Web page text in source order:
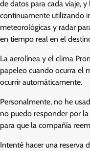
de datos para cada viaje,
continuamente utilizando
meteorológicas y radar
en tiempo real en el
La aerolínea y el clima
papeleo cuando ocurra el
ocurrir automáticamente.
Personalmente, no he
no puedo responder por
para que la compañía
Intenté hacer una reserva